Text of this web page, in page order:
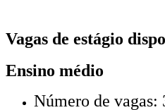
Vagas de estágio
Ensino médio
Número de vagas: